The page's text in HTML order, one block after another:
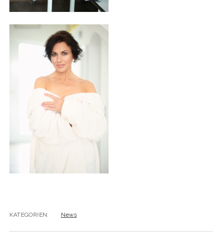
KATEGORIEN: News